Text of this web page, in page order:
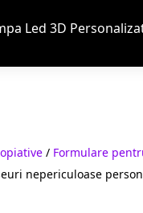
Led 3D
/ Formulare
nepericuloase